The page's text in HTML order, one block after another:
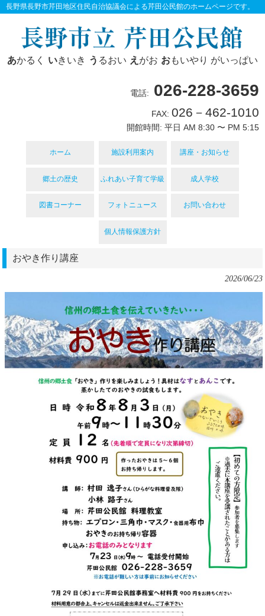
長野県長野市芹田地区住民自治協議会による芹田公民館のホームページです。
あかるく いきいき う るおい え がお おもいやり がいっぱい
電話: 026-228-3659
FAX: 026－462-1010
開館時間: 平日 AM 8:30 〜 PM 5:15
ホーム 施設利用案内 講座・お知らせ
郷土の歴史 ふれあい子育て学級 成人学校
図書コーナー フォトニュース お問い合わせ
個人情報保護方針
おやき作り講座
2026/06/23